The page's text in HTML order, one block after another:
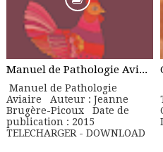
Manuel de Pathologie Aviaire
Manuel de Pathologie
Aviaire Auteur : Jeanne
Brugère-Picoux Date de
publication : 2015
TELECHARGER - DOWNLOAD